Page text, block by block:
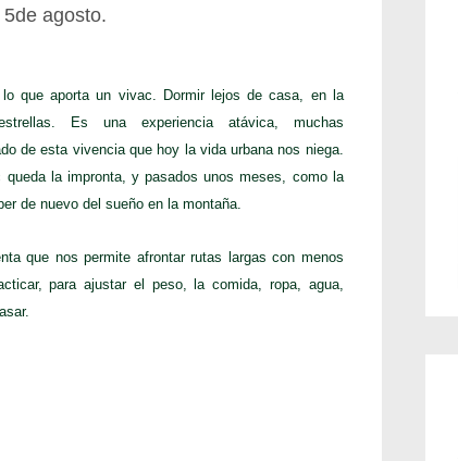
5deagosto.
que aporta un vivac. Dormir lejos de casa, en la
Es una experiencia atávica, muchas
de esta vivencia que hoy la vida urbana nos niega.
queda la impronta, y pasados unos meses, como la
de nuevo del sueño en la montaña.
que nos permite afrontar rutas largas con menos
para ajustar el peso, la comida, ropa, agua,